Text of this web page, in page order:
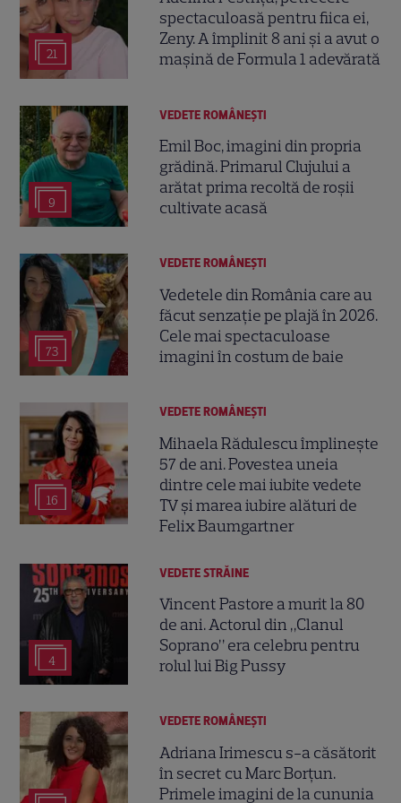
21
spectaculoasă pentru fiica ei,
Zeny. A împlinit 8 ani și a avut o
mașină de Formula 1 adevărată
9
VEDETE ROMÂNEŞTI
Emil Boc, imagini din propria
grădină. Primarul Clujului a
arătat prima recoltă de roșii
cultivate acasă
73
VEDETE ROMÂNEŞTI
Vedetele din România care au
făcut senzație pe plajă în 2026.
Cele mai spectaculoase
imagini în costum de baie
16
VEDETE ROMÂNEŞTI
Mihaela Rădulescu împlinește
57 de ani. Povestea uneia
dintre cele mai iubite vedete
TV și marea iubire alături de
Felix Baumgartner
4
VEDETE STRĂINE
Vincent Pastore a murit la 80
de ani. Actorul din „Clanul
Soprano” era celebru pentru
rolul lui Big Pussy
VEDETE ROMÂNEŞTI
Adriana Irimescu s-a căsătorit
în secret cu Marc Borțun.
Primele imagini de la cununia